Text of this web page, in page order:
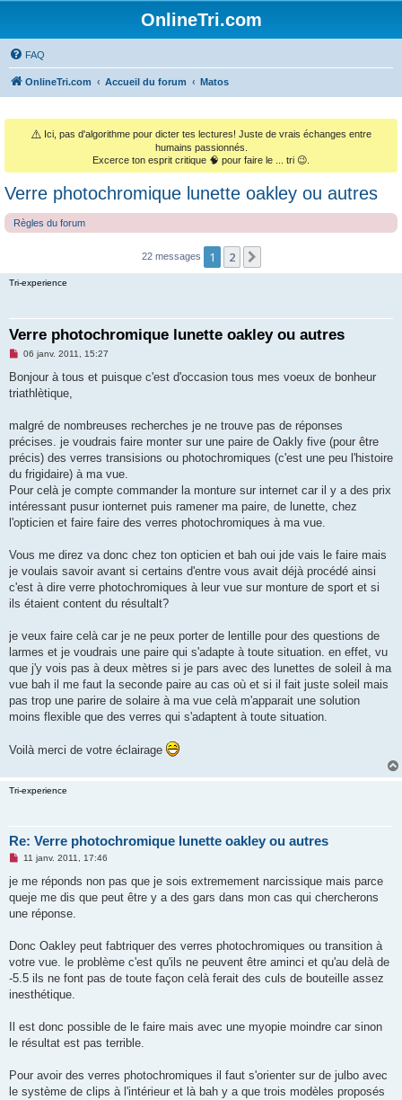
OnlineTri.com
FAQ
OnlineTri.com Accueil du forum Matos
⚠️ Ici, pas d'algorithme pour dicter tes lectures! Juste de vrais échanges entre
humains passionnés.
Excerce ton esprit critique 🧠 pour faire le ... tri 😉.
Verre photochromique lunette oakley ou autres
Règles du forum
22 messages 1 2
Tri-experience
Verre photochromique lunette oakley ou autres
M
s
a
n
o
l
u
06 janv. 2011, 15:27
Bonjour à tous et puisque c'est d'occasion tous mes voeux de bonheur
triathlètique,
malgré de nombreuses recherches je ne trouve pas de réponses
précises. je voudrais faire monter sur une paire de Oakly five (pour être
précis) des verres transisions ou photochromiques (c'est une peu l'histoire
du frigidaire) à ma vue.
Pour celà je compte commander la monture sur internet car il y a des prix
intéressant pusur ionternet puis ramener ma paire, de lunette, chez
l'opticien et faire faire des verres photochromiques à ma vue.
Vous me direz va donc chez ton opticien et bah oui jde vais le faire mais
je voulais savoir avant si certains d'entre vous avait déjà procédé ainsi
c'est à dire verre photochromiques à leur vue sur monture de sport et si
ils étaient content du résultalt?
je veux faire celà car je ne peux porter de lentille pour des questions de
larmes et je voudrais une paire qui s'adapte à toute situation. en effet, vu
que j'y vois pas à deux mètres si je pars avec des lunettes de soleil à ma
vue bah il me faut la seconde paire au cas où et si il fait juste soleil mais
pas trop une parire de solaire à ma vue celà m'apparait une solution
moins flexible que des verres qui s'adaptent à toute situation.
Voilà merci de votre éclairage
Tri-experience
Re: Verre photochromique lunette oakley ou autres
M
s
a
g
o
l
u
11 janv. 2011, 17:46
je me réponds non pas que je sois extremement narcissique mais parce
queje me dis que peut être y a des gars dans mon cas qui chercherons
une réponse.
Donc Oakley peut fabtriquer des verres photochromiques ou transition à
votre vue. le problème c'est qu'ils ne peuvent être aminci et qu'au delà de
-5.5 ils ne font pas de toute façon celà ferait des culs de bouteille assez
inesthétique.
Il est donc possible de le faire mais avec une myopie moindre car sinon
le résultat est pas terrible.
Pour avoir des verres photochromiques il faut s'orienter sur de julbo avec
le système de clips à l'intérieur et là bah y a que trois modèles proposés